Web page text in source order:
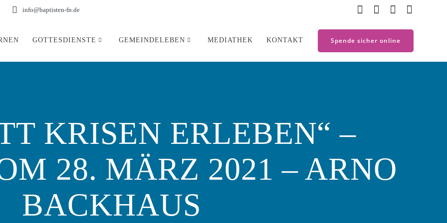
info@baptisten-fn.de
GOTTESDIENSTE GEMEINDELEBEN MEDIATHEK KONTAKT Spende sicher online
KRISEN ERLEBEN“ –
28. MÄRZ 2021 – ARNO
BACKHAUS